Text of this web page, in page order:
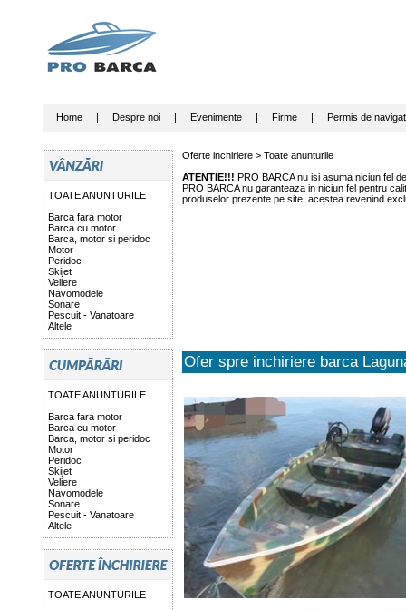
Home| Despre noi| Evenimente| Firme| Permis de
TOATE ANUNTURILE
Barca fara motor
Barca cu motor
Barca, motor si peridoc
Motor
Peridoc
Skijet
Veliere
Navomodele
Sonare
Pescuit - Vanatoare
Altele
TOATE ANUNTURILE
Barca fara motor
Barca cu motor
Barca, motor si peridoc
Motor
Peridoc
Skijet
Veliere
Navomodele
Sonare
Pescuit - Vanatoare
Altele
TOATE ANUNTURILE
Oferte inchiriere > Toate anunturile
ATENTIE!!! PRO BARCA nu isi asuma niciun fel
PRO BARCA nu garanteaza in niciun fel pentru
produselor prezente pe site, acestea revenind
Ofer spre inchiriere barca